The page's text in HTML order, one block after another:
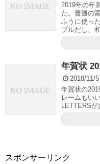
2019年の年
た。普通の
ふうに使っ
プルだし、
年賀状
2018/11/5
年賀状の
レームもい
LETTERS
スポンサーリンク